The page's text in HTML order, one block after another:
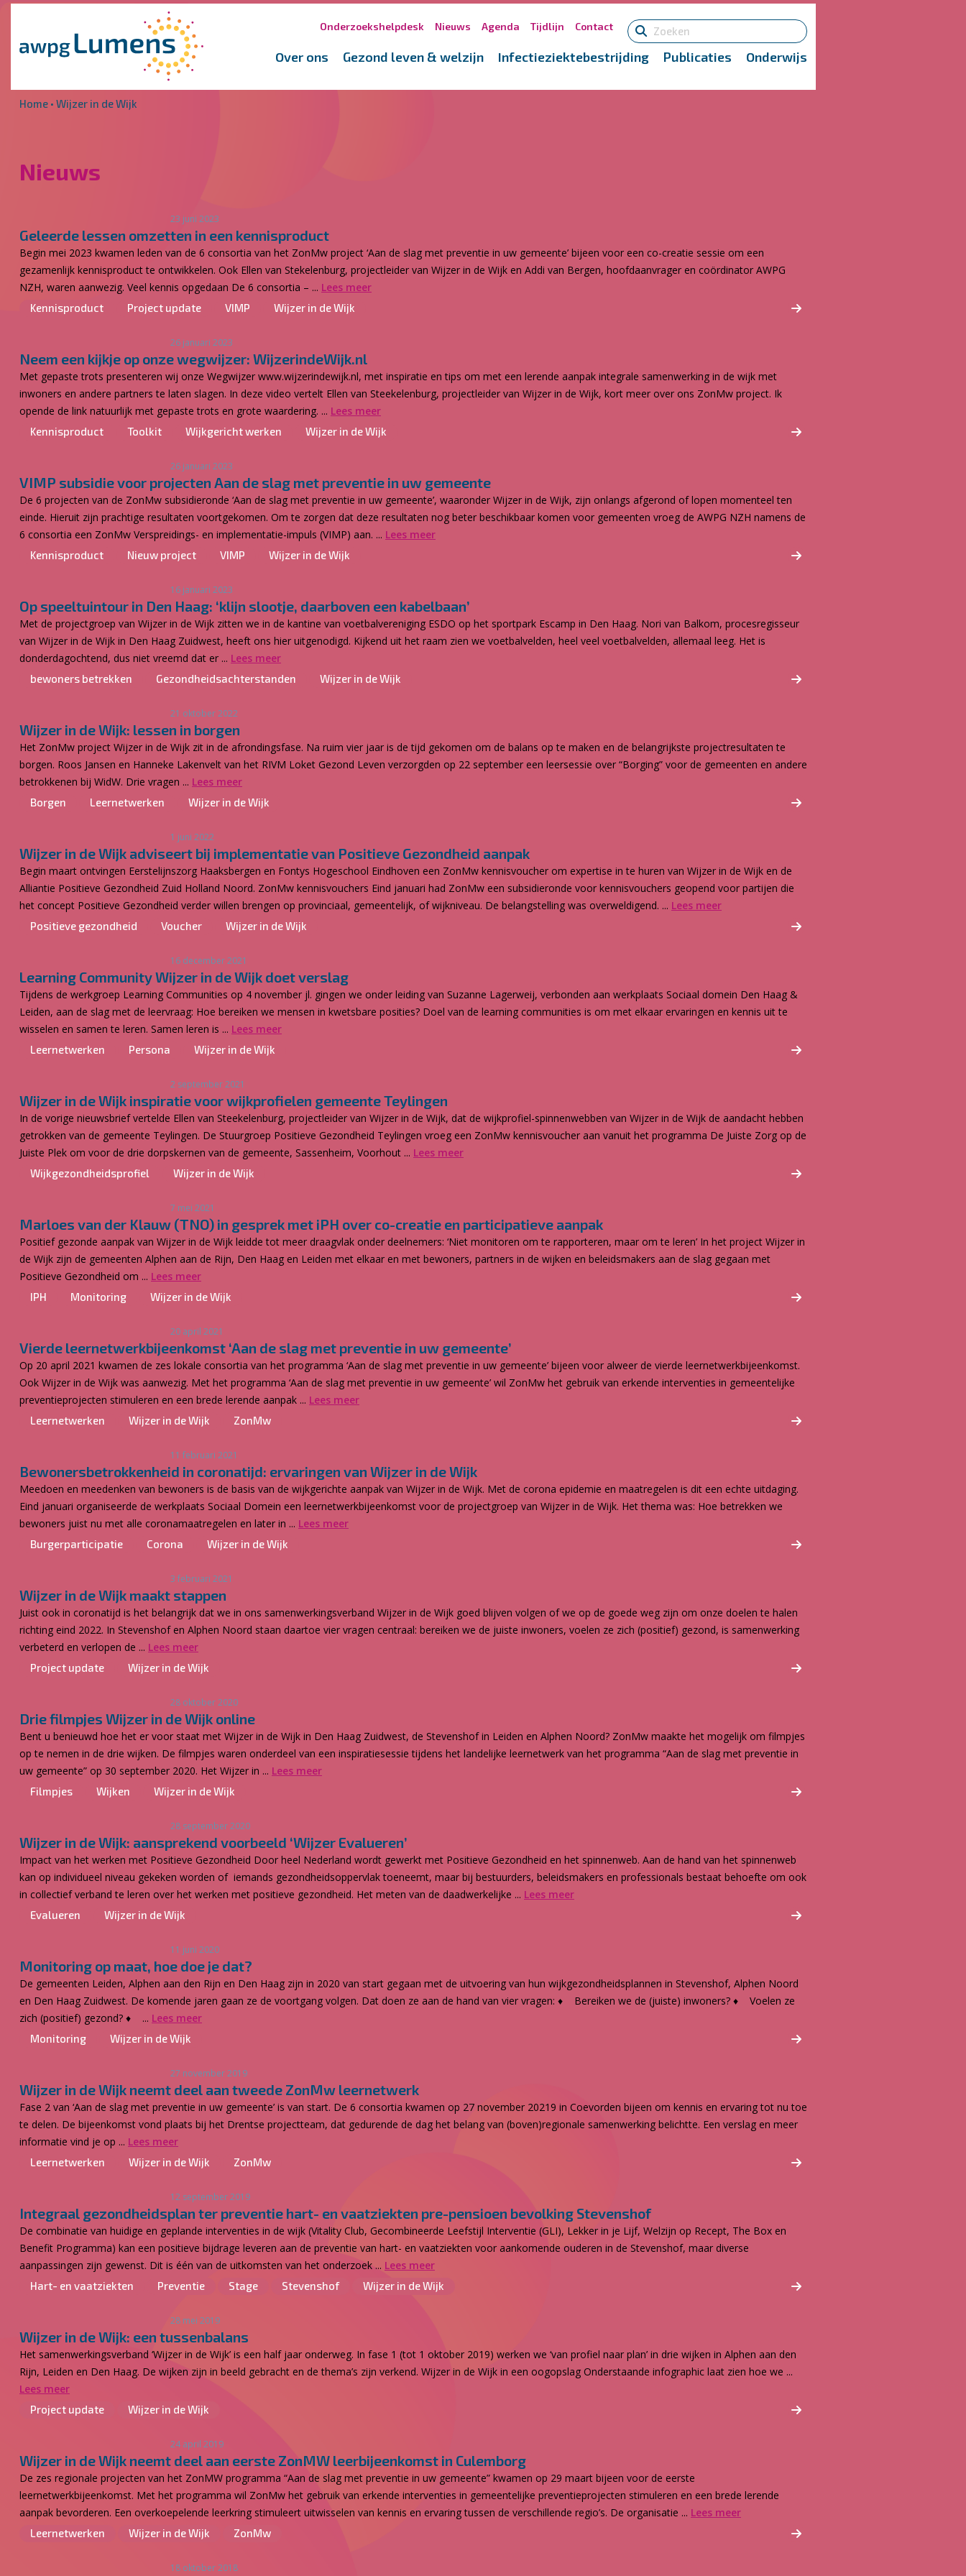
Overslaan en naar de inhoud gaan
Onderzoekshelpdesk Nieuws Agenda Tijdlijn Contact
Over ons Gezond leven & welzijn Infectieziektebestrijding Publicaties Onderwijs
Home • Wijzer in de Wijk
Nieuws
23 juni 2023
Geleerde lessen omzetten in een kennisproduct
Begin mei 2023 kwamen leden van de 6 consortia van het ZonMw project ‘Aan de slag met preventie in uw gemeente’ bijeen voor een co-creatie sessie om een
gezamenlijk kennisproduct te ontwikkelen. Ook Ellen van Stekelenburg, projectleider van Wijzer in de Wijk en Addi van Bergen, hoofdaanvrager en coördinator AWPG
NZH, waren aanwezig. Veel kennis opgedaan De 6 consortia – ... Lees meer
Kennisproduct Project update VIMP Wijzer in de Wijk
26 januari 2023
Neem een kijkje op onze wegwijzer: WijzerindeWijk.nl
Met gepaste trots presenteren wij onze Wegwijzer www.wijzerindewijk.nl, met inspiratie en tips om met een lerende aanpak integrale samenwerking in de wijk met
inwoners en andere partners te laten slagen. In deze video vertelt Ellen van Steekelenburg, projectleider van Wijzer in de Wijk, kort meer over ons ZonMw project. Ik
opende de link natuurlijk met gepaste trots en grote waardering. ... Lees meer
Kennisproduct Toolkit Wijkgericht werken Wijzer in de Wijk
26 januari 2023
VIMP subsidie voor projecten Aan de slag met preventie in uw gemeente
De 6 projecten van de ZonMw subsidieronde ‘Aan de slag met preventie in uw gemeente’, waaronder Wijzer in de Wijk, zijn onlangs afgerond of lopen momenteel ten
einde. Hieruit zijn prachtige resultaten voortgekomen. Om te zorgen dat deze resultaten nog beter beschikbaar komen voor gemeenten vroeg de AWPG NZH namens de
6 consortia een ZonMw Verspreidings- en implementatie-impuls (VIMP) aan. ... Lees meer
Kennisproduct Nieuw project VIMP Wijzer in de Wijk
16 januari 2023
Op speeltuintour in Den Haag: ‘klijn slootje, daarboven een kabelbaan’
Met de projectgroep van Wijzer in de Wijk zitten we in de kantine van voetbalvereniging ESDO op het sportpark Escamp in Den Haag. Nori van Balkom, procesregisseur
van Wijzer in de Wijk in Den Haag Zuidwest, heeft ons hier uitgenodigd. Kijkend uit het raam zien we voetbalvelden, heel veel voetbalvelden, allemaal leeg. Het is
donderdagochtend, dus niet vreemd dat er ... Lees meer
bewoners betrekken Gezondheidsachterstanden Wijzer in de Wijk
21 oktober 2022
Wijzer in de Wijk: lessen in borgen
Het ZonMw project Wijzer in de Wijk zit in de afrondingsfase. Na ruim vier jaar is de tijd gekomen om de balans op te maken en de belangrijkste projectresultaten te
borgen. Roos Jansen en Hanneke Lakenvelt van het RIVM Loket Gezond Leven verzorgden op 22 september een leersessie over “Borging” voor de gemeenten en andere
betrokkenen bij WidW. Drie vragen ... Lees meer
Borgen Leernetwerken Wijzer in de Wijk
1 juni 2022
Wijzer in de Wijk adviseert bij implementatie van Positieve Gezondheid aanpak
Begin maart ontvingen Eerstelijnszorg Haaksbergen en Fontys Hogeschool Eindhoven een ZonMw kennisvoucher om expertise in te huren van Wijzer in de Wijk en de
Alliantie Positieve Gezondheid Zuid Holland Noord. ZonMw kennisvouchers Eind januari had ZonMw een subsidieronde voor kennisvouchers geopend voor partijen die
het concept Positieve Gezondheid verder willen brengen op provinciaal, gemeentelijk, of wijkniveau. De belangstelling was overweldigend. ... Lees meer
Positieve gezondheid Voucher Wijzer in de Wijk
16 december 2021
Learning Community Wijzer in de Wijk doet verslag
Tijdens de werkgroep Learning Communities op 4 november jl. gingen we onder leiding van Suzanne Lagerweij, verbonden aan werkplaats Sociaal domein Den Haag &
Leiden, aan de slag met de leervraag: Hoe bereiken we mensen in kwetsbare posities? Doel van de learning communities is om met elkaar ervaringen en kennis uit te
wisselen en samen te leren. Samen leren is ... Lees meer
Leernetwerken Persona Wijzer in de Wijk
2 september 2021
Wijzer in de Wijk inspiratie voor wijkprofielen gemeente Teylingen
In de vorige nieuwsbrief vertelde Ellen van Steekelenburg, projectleider van Wijzer in de Wijk, dat de wijkprofiel-spinnenwebben van Wijzer in de Wijk de aandacht hebben
getrokken van de gemeente Teylingen. De Stuurgroep Positieve Gezondheid Teylingen vroeg een ZonMw kennisvoucher aan vanuit het programma De Juiste Zorg op de
Juiste Plek om voor de drie dorpskernen van de gemeente, Sassenheim, Voorhout ... Lees meer
Wijkgezondheidsprofiel Wijzer in de Wijk
7 mei 2021
Marloes van der Klauw (TNO) in gesprek met iPH over co-creatie en participatieve aanpak
Positief gezonde aanpak van Wijzer in de Wijk leidde tot meer draagvlak onder deelnemers: ‘Niet monitoren om te rapporteren, maar om te leren’ In het project Wijzer in
de Wijk zijn de gemeenten Alphen aan de Rijn, Den Haag en Leiden met elkaar en met bewoners, partners in de wijken en beleidsmakers aan de slag gegaan met
Positieve Gezondheid om ... Lees meer
IPH Monitoring Wijzer in de Wijk
20 april 2021
Vierde leernetwerkbijeenkomst ‘Aan de slag met preventie in uw gemeente’
Op 20 april 2021 kwamen de zes lokale consortia van het programma ‘Aan de slag met preventie in uw gemeente’ bijeen voor alweer de vierde leernetwerkbijeenkomst.
Ook Wijzer in de Wijk was aanwezig. Met het programma ‘Aan de slag met preventie in uw gemeente’ wil ZonMw het gebruik van erkende interventies in gemeentelijke
preventieprojecten stimuleren en een brede lerende aanpak ... Lees meer
Leernetwerken Wijzer in de Wijk ZonMw
11 februari 2021
Bewonersbetrokkenheid in coronatijd: ervaringen van Wijzer in de Wijk
Meedoen en meedenken van bewoners is de basis van de wijkgerichte aanpak van Wijzer in de Wijk. Met de corona epidemie en maatregelen is dit een echte uitdaging.
Eind januari organiseerde de werkplaats Sociaal Domein een leernetwerkbijeenkomst voor de projectgroep van Wijzer in de Wijk. Het thema was: Hoe betrekken we
bewoners juist nu met alle coronamaatregelen en later in ... Lees meer
Burgerparticipatie Corona Wijzer in de Wijk
3 februari 2021
Wijzer in de Wijk maakt stappen
Juist ook in coronatijd is het belangrijk dat we in ons samenwerkingsverband Wijzer in de Wijk goed blijven volgen of we op de goede weg zijn om onze doelen te halen
richting eind 2022. In Stevenshof en Alphen Noord staan daartoe vier vragen centraal: bereiken we de juiste inwoners, voelen ze zich (positief) gezond, is samenwerking
verbeterd en verlopen de ... Lees meer
Project update Wijzer in de Wijk
28 oktober 2020
Drie filmpjes Wijzer in de Wijk online
Bent u benieuwd hoe het er voor staat met Wijzer in de Wijk in Den Haag Zuidwest, de Stevenshof in Leiden en Alphen Noord? ZonMw maakte het mogelijk om filmpjes
op te nemen in de drie wijken. De filmpjes waren onderdeel van een inspiratiesessie tijdens het landelijke leernetwerk van het programma “Aan de slag met preventie in
uw gemeente” op 30 september 2020. Het Wijzer in ... Lees meer
Filmpjes Wijken Wijzer in de Wijk
28 september 2020
Wijzer in de Wijk: aansprekend voorbeeld ‘Wijzer Evalueren’
Impact van het werken met Positieve Gezondheid Door heel Nederland wordt gewerkt met Positieve Gezondheid en het spinnenweb. Aan de hand van het spinnenweb
kan op individueel niveau gekeken worden of iemands gezondheidsoppervlak toeneemt, maar bij bestuurders, beleidsmakers en professionals bestaat behoefte om ook
in collectief verband te leren over het werken met positieve gezondheid. Het meten van de daadwerkelijke ... Lees meer
Evalueren Wijzer in de Wijk
11 juni 2020
Monitoring op maat, hoe doe je dat?
De gemeenten Leiden, Alphen aan den Rijn en Den Haag zijn in 2020 van start gegaan met de uitvoering van hun wijkgezondheidsplannen in Stevenshof, Alphen Noord
en Den Haag Zuidwest. De komende jaren gaan ze de voortgang volgen. Dat doen ze aan de hand van vier vragen: ♦ Bereiken we de (juiste) inwoners? ♦ Voelen ze
zich (positief) gezond? ♦ ... Lees meer
Monitoring Wijzer in de Wijk
27 november 2019
Wijzer in de Wijk neemt deel aan tweede ZonMw leernetwerk
Fase 2 van ‘Aan de slag met preventie in uw gemeente’ is van start. De 6 consortia kwamen op 27 november 20219 in Coevorden bijeen om kennis en ervaring tot nu toe
te delen. De bijeenkomst vond plaats bij het Drentse projectteam, dat gedurende de dag het belang van (boven)regionale samenwerking belichtte. Een verslag en meer
informatie vind je op ... Lees meer
Leernetwerken Wijzer in de Wijk ZonMw
12 september 2019
Integraal gezondheidsplan ter preventie hart- en vaatziekten pre-pensioen bevolking Stevenshof
De combinatie van huidige en geplande interventies in de wijk (Vitality Club, Gecombineerde Leefstijl Interventie (GLI), Lekker in je Lijf, Welzijn op Recept, The Box en
Benefit Programma) kan een positieve bijdrage leveren aan de preventie van hart- en vaatziekten voor aankomende ouderen in de Stevenshof, maar diverse
aanpassingen zijn gewenst. Dit is één van de uitkomsten van het onderzoek ... Lees meer
Hart- en vaatziekten Preventie Stage Stevenshof Wijzer in de Wijk
28 mei 2019
Wijzer in de Wijk: een tussenbalans
Het samenwerkingsverband ‘Wijzer in de Wijk’ is een half jaar onderweg. In fase 1 (tot 1 oktober 2019) werken we ‘van profiel naar plan’ in drie wijken in Alphen aan den
Rijn, Leiden en Den Haag. De wijken zijn in beeld gebracht en de thema’s zijn verkend. Wijzer in de Wijk in een oogopslag Onderstaande infographic laat zien hoe we ...
Lees meer
Project update Wijzer in de Wijk
24 april 2019
Wijzer in de Wijk neemt deel aan eerste ZonMW leerbijeenkomst in Culemborg
De zes regionale projecten van het ZonMW programma “Aan de slag met preventie in uw gemeente” kwamen op 29 maart bijeen voor de eerste
leernetwerkbijeenkomst. Met het programma wil ZonMw het gebruik van erkende interventies in gemeentelijke preventieprojecten stimuleren en een brede lerende
aanpak bevorderen. Een overkoepelende leerkring stimuleert uitwisselen van kennis en ervaring tussen de verschillende regio’s. De organisatie ... Lees meer
Leernetwerken Wijzer in de Wijk ZonMw
18 oktober 2018